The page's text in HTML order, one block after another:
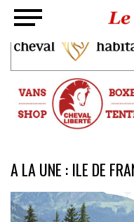
A LA UNE : ILE DE